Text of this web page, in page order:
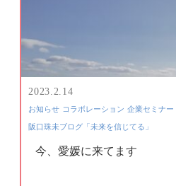
2023.2.14
お知らせ コラボレーション 企業セミナー
阪口珠未ブログ「未来を信じてる」
今、愛媛に来てます